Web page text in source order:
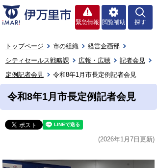
緊急情報 閲覧補助 探す
トップページ 市の組織
経営企画部
シティセールス戦略課
広報・広聴
記者会見
定例記者会見
令和8年1月市長定例記者会見
令和8年1月市長定例記者会見
(2026年1月7日更新)